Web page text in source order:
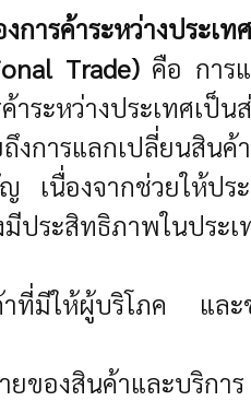
ารค้าระหว่างประเทศ
Trade)คือ การแ
าระหว่างประเทศเ
การแลกเปลี่ยนสินค้
ญ เนื่องจากช่วยให้
มีประสิทธิภาพในปร
มีให้ผู้บริโภค และช่
ของสินค้าและบริกา